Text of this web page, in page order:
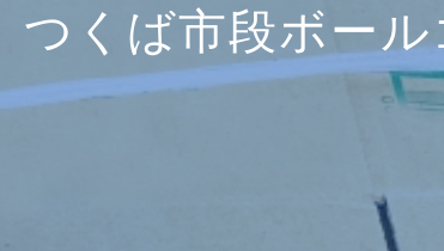
つくば市段ボー